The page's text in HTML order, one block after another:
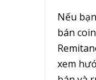
Nếu
bán
xem